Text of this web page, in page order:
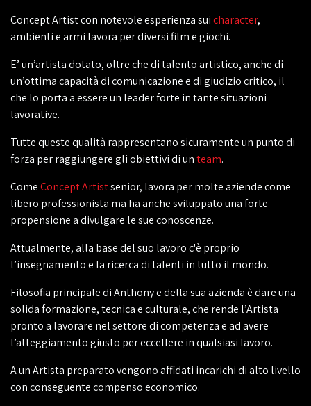
Concept Artist con notevole esperienza suicharacter,
ambienti e armi lavora per diversi film e giochi.
E’ un’artista dotato, oltre che di talento artistico, anche di
un’ottima capacità di comunicazione e di giudizio critico, il
che lo porta a essere un leader forte in tante situazioni
lavorative.
Tutte queste qualità rappresentano sicuramente un punto di
forza per raggiungere gli obiettivi di unteam.
ComeConcept Artistsenior, lavora per molte aziende come
libero professionista ma ha anche sviluppato una forte
propensione a divulgare le sue conoscenze.
Attualmente, alla base del suo lavoro c'è proprio
l’insegnamento e la ricerca di talenti in tutto il mondo.
Filosofia principale di Anthony e della sua azienda è dare una
solida formazione, tecnica e culturale, che rende l’Artista
pronto a lavorare nel settore di competenza e ad avere
l’atteggiamento giusto per eccellere in qualsiasi lavoro.
A un Artista preparato vengono affidati incarichi di alto livello
con conseguente compenso economico.